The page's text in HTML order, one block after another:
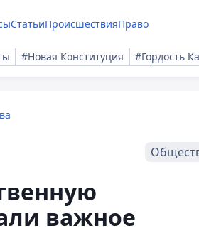
СтатьиПроисшествияПраво
#Новая Конституция #Гордость
важное